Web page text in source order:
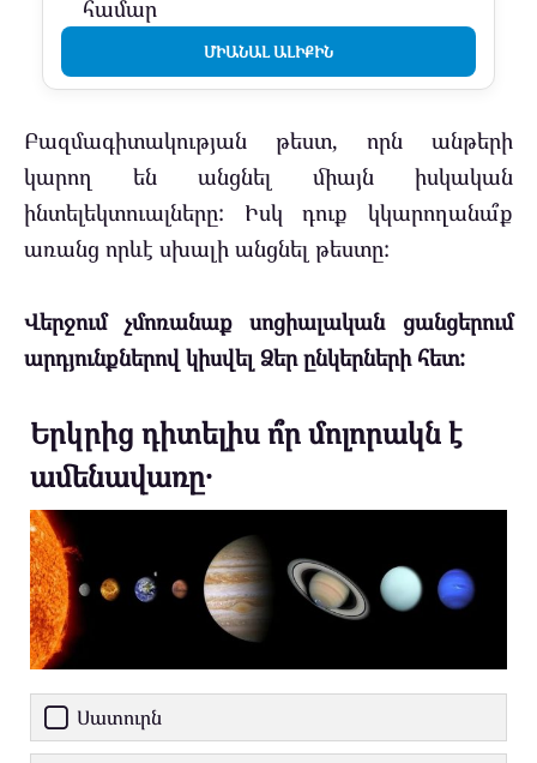
համար
ՄԻԱՆԱԼ ԱԼԻՔԻՆ
Բազմագիտակության թեստ, որն անթերի
կարող են անցնել միայն իսկական
ինտելեկտուալները: Իսկ դուք կկարողանա՞ք
առանց որևէ սխալի անցնել թեստը:
Վերջում չմոռանաք սոցիալական ցանցերում
արդյունքներով կիսվել Ձեր ընկերների հետ:
Երկրից դիտելիս ո՞ր մոլորակն է
ամենավառը․
Սատուրն